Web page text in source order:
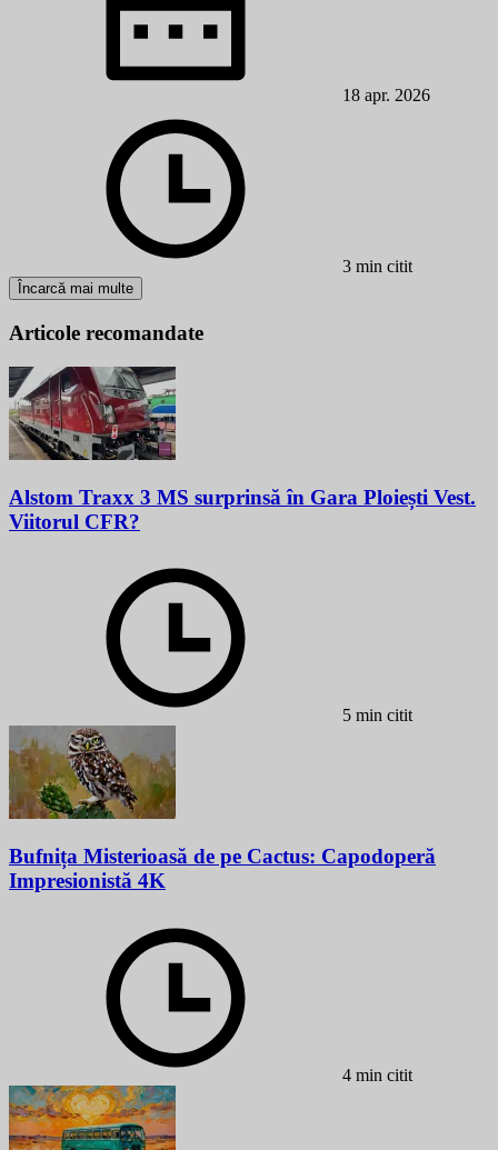
18 apr. 2026
3 min citit
Încarcă mai multe
Articole recomandate
Alstom Traxx 3 MS surprinsă în Gara Ploiești Vest.
Viitorul CFR?
5 min citit
Bufnița Misterioasă de pe Cactus: Capodoperă
Impresionistă 4K
4 min citit